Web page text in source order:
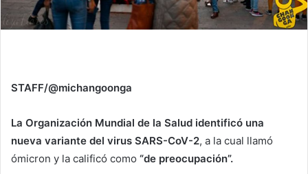
STAFF/@michangoonga
La Organización Mundial de la Salud identificó una
nueva variante del virus SARS-CoV-2, a la cual llamó
ómicron y la calificó como “de preocupación”.